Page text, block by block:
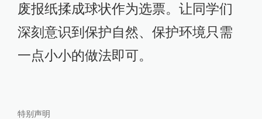
废报纸揉成球状作为选票。让同学们
深刻意识到保护自然、保护环境只需
一点小小的做法即可。
特别声明